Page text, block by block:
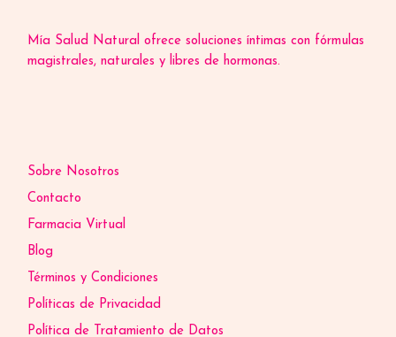
Mía Salud Natural ofrece soluciones íntimas con fórmulas
magistrales, naturales y libres de hormonas.
Sobre Nosotros
Contacto
Farmacia Virtual
Blog
Términos y Condiciones
Políticas de Privacidad
Política de Tratamiento de Datos